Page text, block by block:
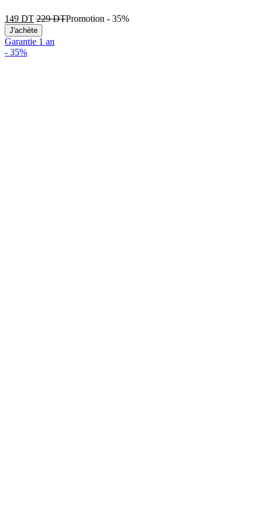
149 DT 229DTPromotion - 35%
J'achète
Garantie 1 an
- 35%